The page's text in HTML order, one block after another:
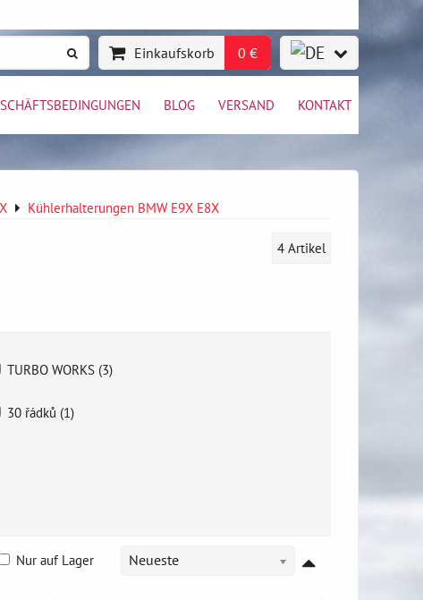
Einkaufskorb 0 €
BLOG VERSAND KONTAKT
Kühlerhalterungen BMW E9X E8X
4 Artikel
TURBO WORKS (3)
30 řádků (1)
Neueste
Nur auf Lager